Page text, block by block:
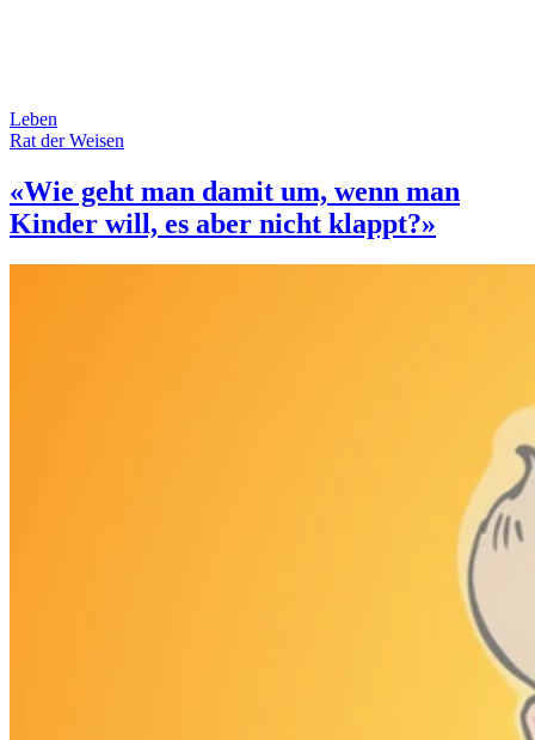
Leben
Rat der Weisen
«Wie geht man damit um, wenn man
Kinder will, es aber nicht klappt?»